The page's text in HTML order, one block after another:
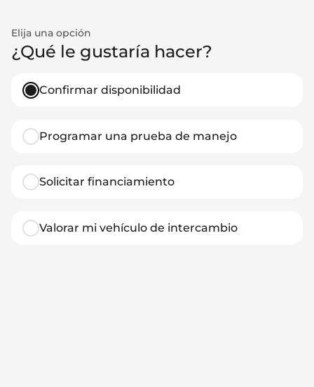
Elija una opción
¿Qué le gustaría hacer?
Confirmar disponibilidad
Programar una prueba de manejo
Solicitar financiamiento
Valorar mi vehículo de intercambio